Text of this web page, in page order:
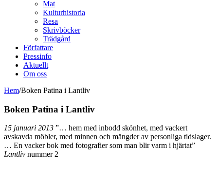
Mat
Kulturhistoria
Resa
Skrivböcker
Trädgård
Författare
Pressinfo
Aktuellt
Om oss
Hem/Boken Patina i Lantliv
Boken Patina i Lantliv
15 januari 2013 ”… hem med inbodd skönhet, med vackert
avskavda möbler, med minnen och mängder av personliga tidslager.
… En vacker bok med fotografier som man blir varm i hjärtat”
Lantliv nummer 2